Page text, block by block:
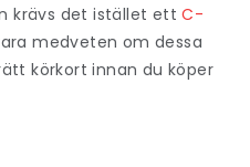
krävs det istället ettC-
medveten om dessa
körkort innan du köper